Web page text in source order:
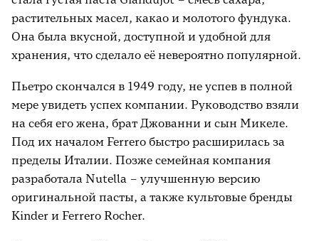
растительных масел, какао и молотого фундука.
Она была вкусной, доступной и удобной для
хранения, что сделало её невероятно популярной.
Пьетро скончался в 1949 году, не успев в полной
мере увидеть успех компании. Руководство взяли
на себя его жена, брат Джованни и сын Микеле.
Под их началом Ferrero быстро расширилась за
пределы Италии. Позже семейная компания
разработала Nutella – улучшенную версию
оригинальной пасты, а также культовые бренды
Kinder и Ferrero Rocher.